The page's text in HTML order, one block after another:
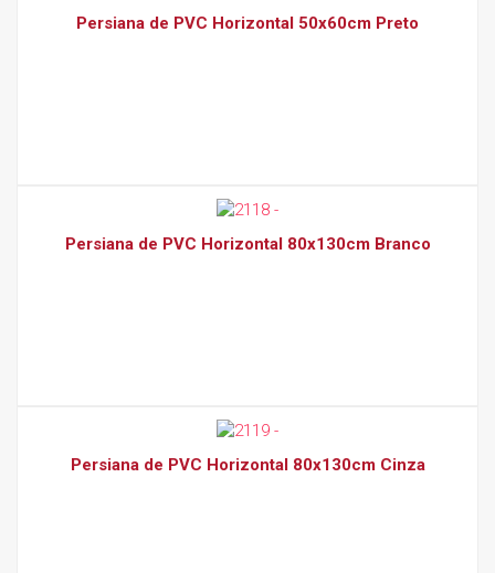
Persiana de PVC Horizontal 50x60cm Preto
Persiana de PVC Horizontal 80x130cm Branco
Persiana de PVC Horizontal 80x130cm Cinza